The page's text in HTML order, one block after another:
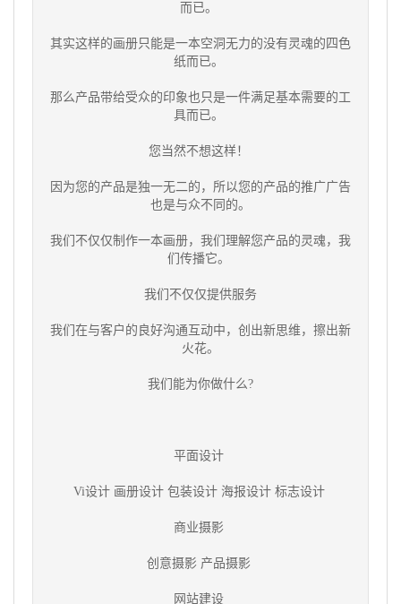
而已。
其实这样的画册只能是一本空洞无力的没有灵魂的四色
纸而已。
那么产品带给受众的印象也只是一件满足基本需要的工
具而已。
您当然不想这样！
因为您的产品是独一无二的，所以您的产品的推广广告
也是与众不同的。
我们不仅仅制作一本画册，我们理解您产品的灵魂，我
们传播它。
我们不仅仅提供服务
我们在与客户的良好沟通互动中，创出新思维，擦出新
火花。
我们能为你做什么?
平面设计
Vi设计 画册设计 包装设计 海报设计 标志设计
商业摄影
创意摄影 产品摄影
网站建设